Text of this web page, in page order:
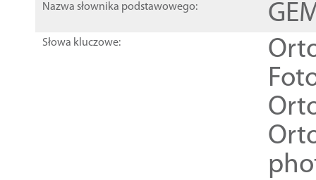
Nazwa słownika podstawowego:
Słowa kluczowe: